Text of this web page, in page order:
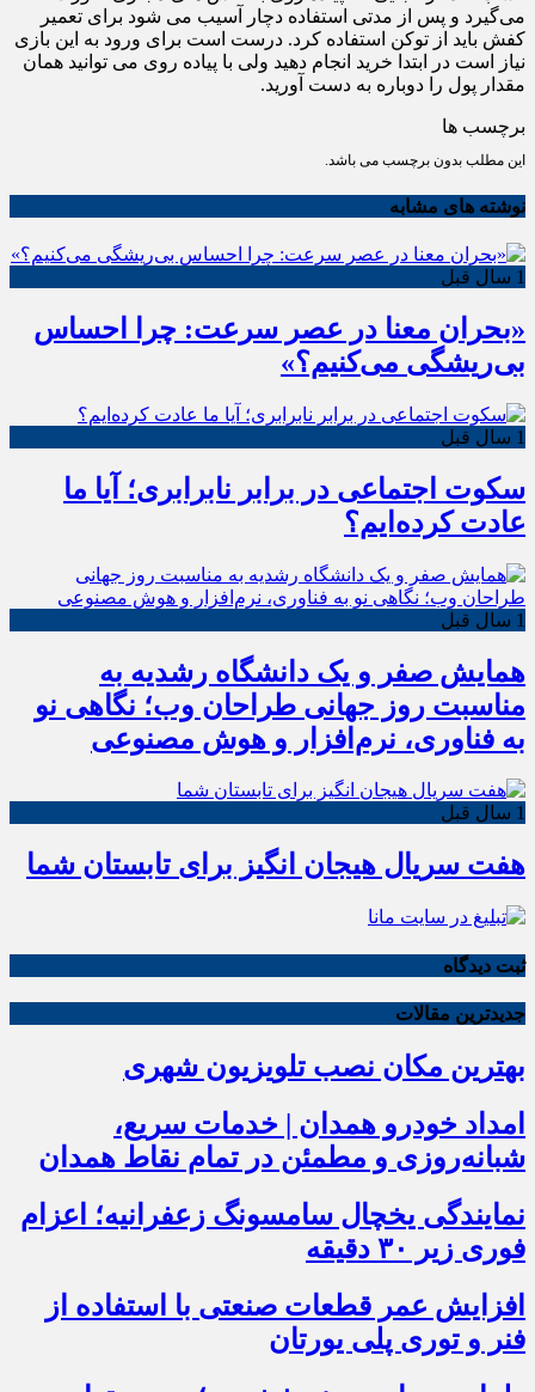
می‌گیرد و پس از مدتی استفاده دچار آسیب می شود برای تعمیر
کفش باید از توکن استفاده کرد. درست است برای ورود به این بازی
نیاز است در ابتدا خرید انجام دهید ولی با پیاده روی می توانید همان
مقدار پول را دوباره به دست آورید.
برچسب ها
این مطلب بدون برچسب می باشد.
نوشته های مشابه
1 سال قبل
«بحران معنا در عصر سرعت: چرا احساس
بی‌ریشگی می‌کنیم؟»
1 سال قبل
سکوت اجتماعی در برابر نابرابری؛ آیا ما
عادت کرده‌ایم؟
1 سال قبل
همایش صفر و یک دانشگاه رشدیه به
مناسبت روز جهانی طراحان وب؛ نگاهی نو
به فناوری، نرم‌افزار و هوش مصنوعی
1 سال قبل
هفت سریال هیجان انگیز برای تابستان شما
ثبت دیدگاه
جدیدترین مقالات
بهترین مکان نصب تلویزیون شهری
امداد خودرو همدان | خدمات سریع،
شبانه‌روزی و مطمئن در تمام نقاط همدان
نمایندگی یخچال سامسونگ زعفرانیه؛ اعزام
فوری زیر ۳۰ دقیقه
افزایش عمر قطعات صنعتی با استفاده از
فنر و توری پلی یورتان